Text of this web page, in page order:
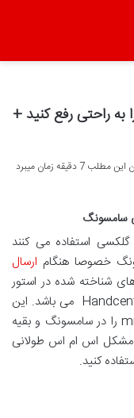
راحتی رفع کنید +
7 دقیقه زمان میبرد
استفاده می کنند
خصوصا هنگام ارسال
شناخته شده در استور
گوگل برای رفع مشکلات اس ام اس نرم افزار Handcent می باشد. این
نرم افزار می تواند مشکل تبدیلsms به mms را در سامسونگ و بقیه
مشکل اس ام اس طولانی
کنید.